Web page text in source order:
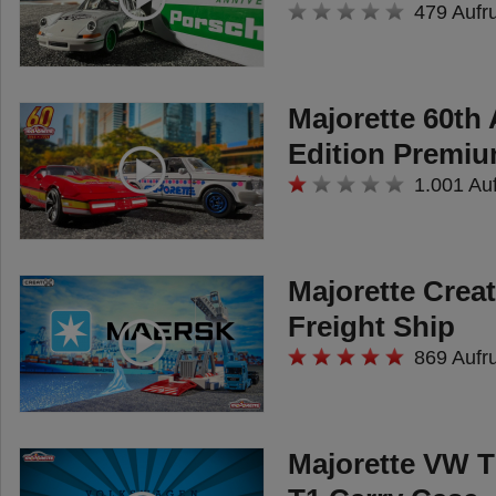
Modelle den großen
Rennern des
hochrangigen
Rallyesports.
Motorsport-Fans
haben hier die Wahl
zwischen einem
Hyundai i20 Coupé
WRC, einem VW Polo
WRC, dem Citroën C3
WRC und dem Ford
Fiesta WRC. Das
479
Majorette 60th
Edition
1.001
Majorette
Freight Ship
869
Majorette VW